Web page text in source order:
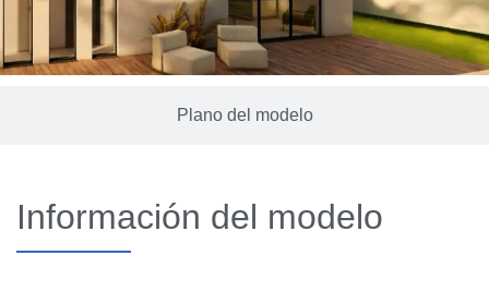
Plano del modelo
Información del modelo